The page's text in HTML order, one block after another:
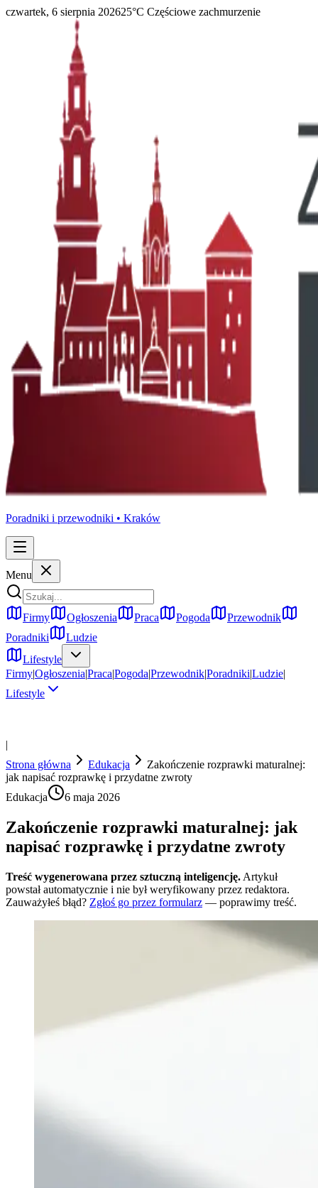
czwartek, 6 sierpnia 202625°C Częściowe zachmurzenie
Poradniki i przewodniki • Kraków
Menu
Firmy Ogłoszenia Praca Pogoda
Przewodnik
Poradniki
Ludzie
Lifestyle
Firmy|Ogłoszenia|Praca|Pogoda|Przewodnik|Poradniki|Ludzie|
Lifestyle
|
Strona główna
Edukacja
Zakończenie rozprawki maturalnej:
jak napisać rozprawkę i przydatne zwroty
Edukacja
6 maja 2026
Zakończenie rozprawki maturalnej: jak
napisać rozprawkę i przydatne zwroty
Treść wygenerowana przez sztuczną inteligencję. Artykuł
powstał automatycznie i nie był weryfikowany przez redaktora.
Zauważyłeś błąd? Zgłoś go przez formularz — poprawimy treść.